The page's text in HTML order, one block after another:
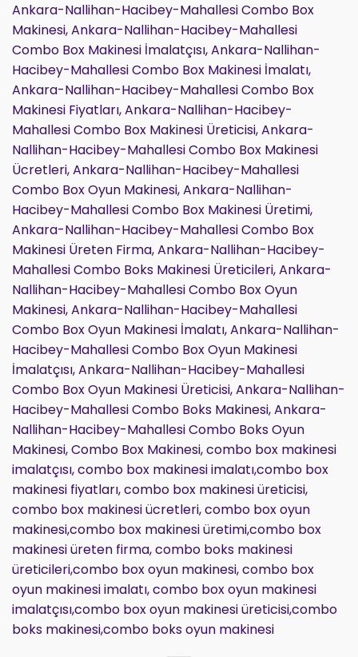
Ankara-Nallihan-Hacibey-Mahallesi Combo Box
Makinesi, Ankara-Nallihan-Hacibey-Mahallesi
Combo Box Makinesi İmalatçısı, Ankara-Nallihan-
Hacibey-Mahallesi Combo Box Makinesi İmalatı,
Ankara-Nallihan-Hacibey-Mahallesi Combo Box
Makinesi Fiyatları, Ankara-Nallihan-Hacibey-
Mahallesi Combo Box Makinesi Üreticisi, Ankara-
Nallihan-Hacibey-Mahallesi Combo Box Makinesi
Ücretleri, Ankara-Nallihan-Hacibey-Mahallesi
Combo Box Oyun Makinesi, Ankara-Nallihan-
Hacibey-Mahallesi Combo Box Makinesi Üretimi,
Ankara-Nallihan-Hacibey-Mahallesi Combo Box
Makinesi Üreten Firma, Ankara-Nallihan-Hacibey-
Mahallesi Combo Boks Makinesi Üreticileri, Ankara-
Nallihan-Hacibey-Mahallesi Combo Box Oyun
Makinesi, Ankara-Nallihan-Hacibey-Mahallesi
Combo Box Oyun Makinesi İmalatı, Ankara-Nallihan-
Hacibey-Mahallesi Combo Box Oyun Makinesi
İmalatçısı, Ankara-Nallihan-Hacibey-Mahallesi
Combo Box Oyun Makinesi Üreticisi, Ankara-Nallihan-
Hacibey-Mahallesi Combo Boks Makinesi, Ankara-
Nallihan-Hacibey-Mahallesi Combo Boks Oyun
Makinesi, Combo Box Makinesi, combo box makinesi
imalatçısı, combo box makinesi imalatı,combo box
makinesi fiyatları, combo box makinesi üreticisi,
combo box makinesi ücretleri, combo box oyun
makinesi,combo box makinesi üretimi,combo box
makinesi üreten firma, combo boks makinesi
üreticileri,combo box oyun makinesi, combo box
oyun makinesi imalatı, combo box oyun makinesi
imalatçısı,combo box oyun makinesi üreticisi,combo
boks makinesi,combo boks oyun makinesi